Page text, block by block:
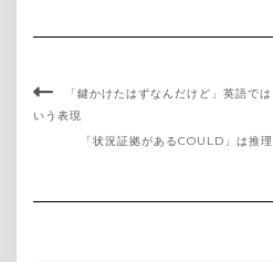
「鍵かけたはずなんだけど」英語で
いう表現
「状況証拠があるCOULD」は推